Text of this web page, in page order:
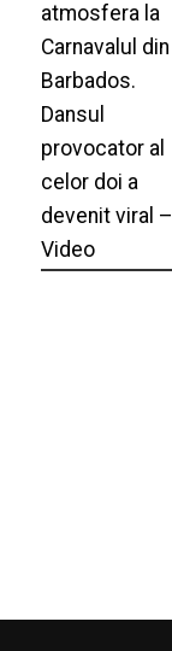
atmosfera la
Carnavalul din
Barbados.
Dansul
provocator al
celor doi a
devenit viral –
Video